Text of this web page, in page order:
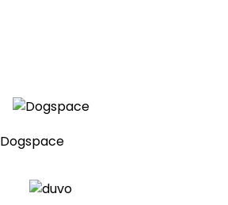
Dogspace